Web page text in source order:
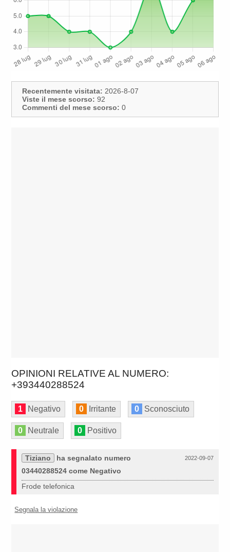
Recentemente visitata: 2026-8-07
Viste il mese scorso: 92
Commenti del mese scorso: 0
OPINIONI RELATIVE AL NUMERO:
+393440288524
1 Negativo 0 Irritante 0 Sconosciuto
0 Neutrale 0 Positivo
2022-09-07
Tiziano
ha segnalato numero
03440288524 come Negativo
Frode telefonica
Segnala la violazione